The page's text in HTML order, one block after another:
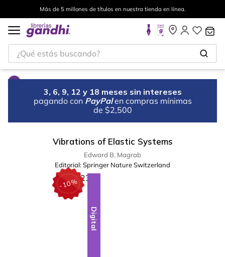
Más de 5 millones de títulos en nuestra tienda en línea.
¿Qué estás buscando?
3, 6, 9, 12 y 18 meses sin intereses
pagando con PayPal en compras mínimas
de $2,500
Vibrations of Elastic Systems
Edward B. Magrab
Editorial:Springer Nature Switzerland
-10%
Digital